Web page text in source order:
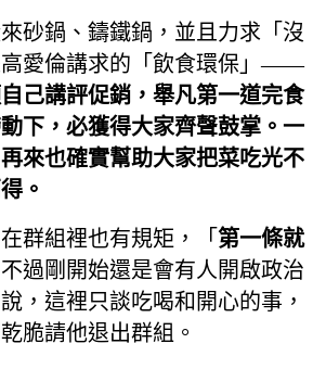
砂鍋、鑄鐵鍋，並且力求「沒
高愛倫講求的「飲食環保」——
己講評促銷，舉凡第一道完食
下，必獲得大家齊聲鼓掌。一
來也確實幫助大家把菜吃光不
。
群組裡也有規矩，「 第一條就
不過剛開始還是會有人開啟政治
，這裡只談吃喝和開心的事，
脆請他退出群組。